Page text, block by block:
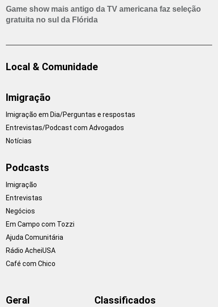
Game show mais antigo da TV americana faz seleção
gratuita no sul da Flórida
Local & Comunidade
Imigração
Imigração em Dia/Perguntas e respostas
Entrevistas/Podcast com Advogados
Notícias
Podcasts
Imigração
Entrevistas
Negócios
Em Campo com Tozzi
Ajuda Comunitária
Rádio AcheiUSA
Café com Chico
Geral Classificados